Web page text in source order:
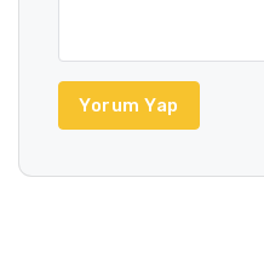
Yorum Yap